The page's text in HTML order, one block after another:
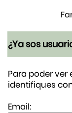
¿Ya sos
Para poder ver
identifiques
Email: